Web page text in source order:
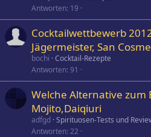
Antworten 19
Cocktailwettbewerb
Jägermeister, San
bochi Cocktail-Rezepte
Antworten 91
Welche Alternative zum
Mojito,Daiqiuri
adfgd Spirituosen-Tests und
Antworten 22